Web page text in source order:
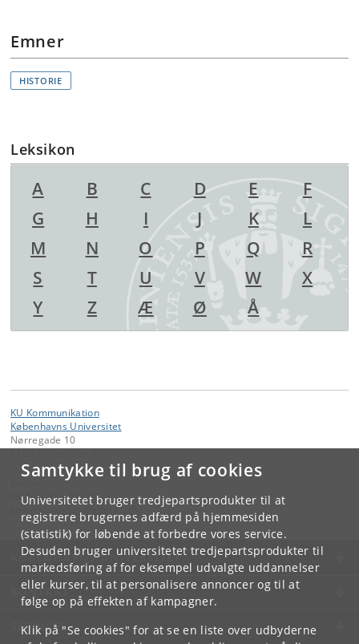
Samtykke til brug af cookies
Universitetet bruger tredjepartsprodukter til at
registrere brugernes adfærd på hjemmesiden
(statistik) for løbende at forbedre vores service.
Desuden bruger universitetet tredjepartsprodukter til
markedsføring af for eksempel udvalgte uddannelser
eller kurser, til at personalisere annoncer og til at
følge op på effekten af kampagner.
Klik på "Se cookies" for at se en liste over udbyderne
Emner
HISTORIE
Leksikon
A B C D E
F
G
H I J K
L
M
N O P Q
R
S
T U V W
X
Y
Z Æ Ø Å
KU Kommunikation
Københavns Universitet
Nørregade 10
KU Kommunikation
ku
KØBENHAVNS UNIVERSITET
KONTAKT
SERVICES